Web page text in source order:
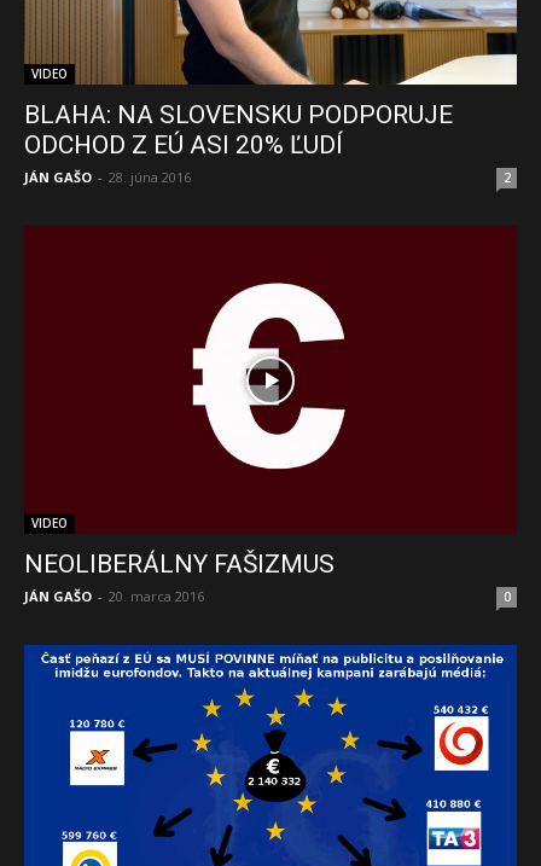
VIDEO
BLAHA: NA SLOVENSKU PODPORUJE
ODCHOD Z EÚ ASI 20% ĽUDÍ
JÁN GAŠO - 28. júna 2016 2
VIDEO
NEOLIBERÁLNY FAŠIZMUS
JÁN GAŠO - 20. marca 2016 0